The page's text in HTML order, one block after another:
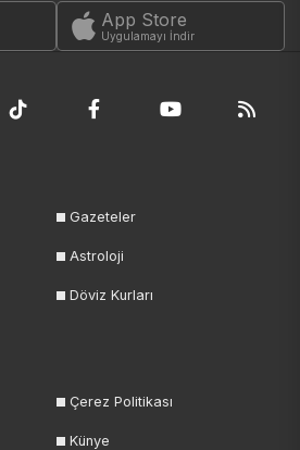
Trabzon
Yalova Yozgat
App Store
Uygulamayı İndir
Gazeteler
Astroloji
Döviz Kurları
Çerez Politikası
Künye